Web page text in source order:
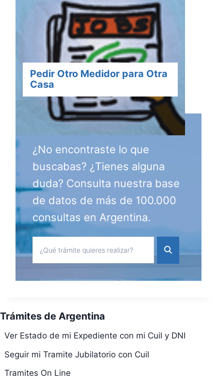
Pedir Otro Medidor para Otra
Casa
¿No encontraste lo que
buscabas? ¿Tienes alguna
duda? Consulta nuestra base
de datos de más de 100.000
consultas en Argentina.
Trámites de Argentina
Ver Estado de mi Expediente con mi Cuil y DNI
Seguir mi Tramite Jubilatorio con Cuil
Tramites On Line